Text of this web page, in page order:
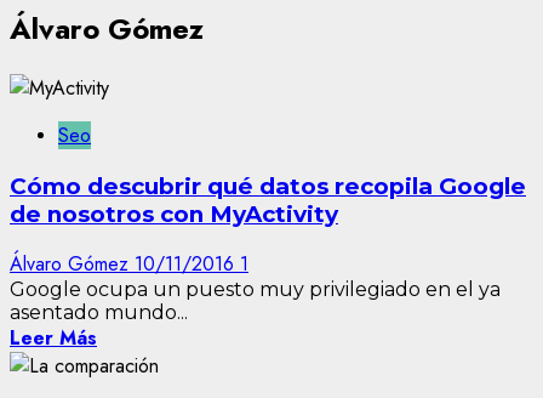
Álvaro Gómez
Seo
Cómo descubrir qué datos recopila Google
de nosotros con MyActivity
Álvaro Gómez 10/11/2016 1
Google ocupa un puesto muy privilegiado en el ya
asentado mundo...
Leer Más